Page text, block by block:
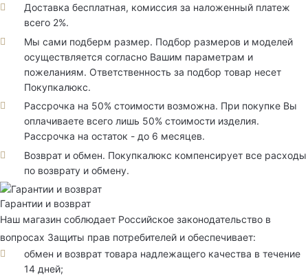
Доставка бесплатная, комиссия за наложенный платеж
всего 2%.
Мы сами подберм размер. Подбор размеров и моделей
осуществляется согласно Вашим параметрам и
пожеланиям. Ответственность за подбор товар несет
Покупкалюкс.
Рассрочка на 50% стоимости возможна. При покупке Вы
оплачиваете всего лишь 50% стоимости изделия.
Рассрочка на остаток - до 6 месяцев.
Возврат и обмен. Покупкалюкс компенсирует все расходы
по возврату и обмену.
Гарантии и возврат
Наш магазин соблюдает Российское законодательство в
вопросах Защиты прав потребителей и обеспечивает:
обмен и возврат товара надлежащего качества в течение
14 дней;